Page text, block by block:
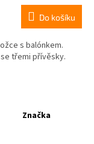
Do košíku
s balónkem.
třemi přívěsky.
Značka